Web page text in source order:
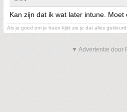
Kan zijn dat ik wat later intune.
Als je goed om je heen kijkt zie je dat alles gekleurd
▼ Advertentie door